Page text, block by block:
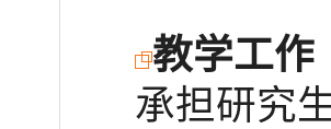
教学工作
承担研究